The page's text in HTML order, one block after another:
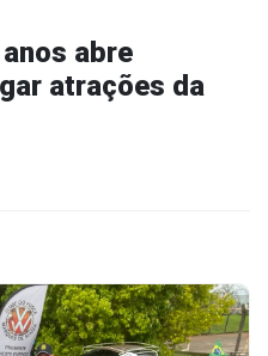
abre
atrações da